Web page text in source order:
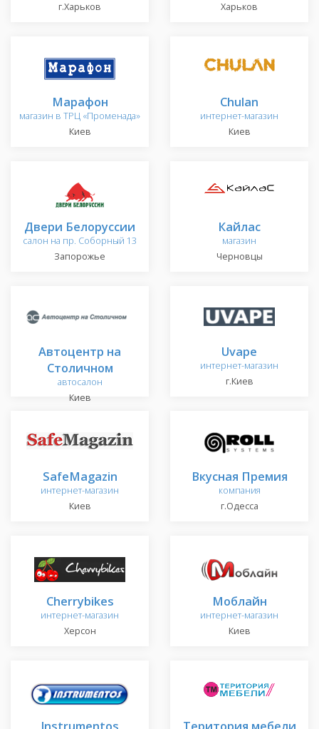
г.Харьков
Харьков
Марафон
магазин в ТРЦ «Променада»
Киев
Chulan
интернет-магазин
Киев
Двери Белоруссии
салон на пр. Соборный 13
Запорожье
Кайлас
магазин
Черновцы
Автоцентр на
Столичном
автосалон
Киев
Uvape
интернет-магазин
г.Киев
SafeMagazin
интернет-магазин
Киев
Вкусная Премия
компания
г.Одесса
Cherrybikes
интернет-магазин
Херсон
Моблайн
интернет-магазин
Киев